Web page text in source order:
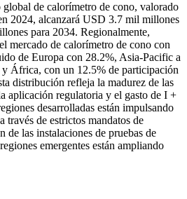
global de calorímetro de cono, valorado
2024, alcanzará USD 3.7 mil millones
para 2034. Regionalmente,
mercado de calorímetro de cono con
de Europa con 28.2%, Asia-Pacific a
África, con un 12.5% ​​de participación
distribución refleja la madurez de las
aplicación regulatoria y el gasto de I +
desarrolladas están impulsando
través de estrictos mandatos de
de las instalaciones de pruebas de
emergentes están ampliando